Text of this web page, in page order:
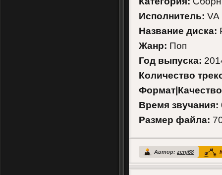
Исполнитель: VA
Название диска:
Жанр: Поп
Год выпуска:
Количество
Время звучания:
Размер файла:
Автор: zenj68